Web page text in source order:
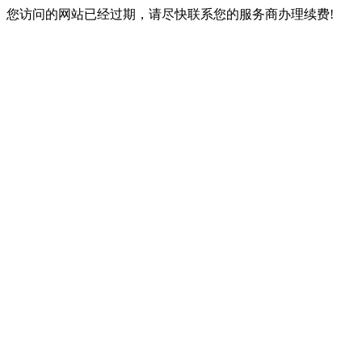
您访问的网站已经过期，请尽快联系您的服务商办理续费!